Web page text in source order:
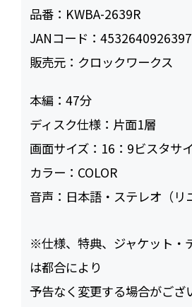
品番： KWBA-2639R
JANコード：4532640926397
販売元： クロックワークス
本編：47
ディスク仕様： 片面1層
画面サイズ： 16：9ビスタサ
カラー： COLOR
音声： 日本語・ステレオ（リ
※仕様、特典、ジャケット・
は都合により
予告なく変更する場合がござ